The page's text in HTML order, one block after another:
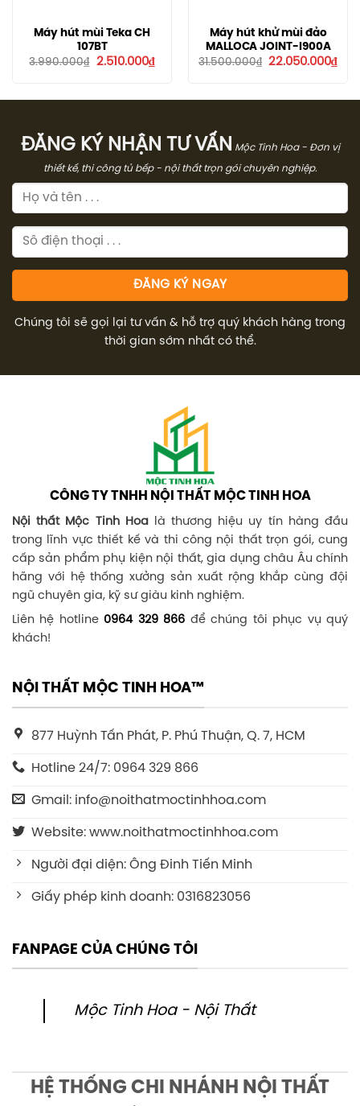
Máy hút mùi Teka CH
107BT
3.990.000₫
Giá
2.510.000₫Giá
2.510.000₫.
Máy hút khử mùi đảo
MALLOCA JOINT-I900A
31.500.000₫
Giá
22.050.000₫Giá
ĐĂNG KÝ NHẬN TƯ VẤN
Mộc Tinh Hoa - Đơn vị
thiết kế, thi công tủ bếp - nội thất trọn gói chuyên nghiệp.
Chúng tôi sẽ gọi lại tư vấn & hỗ trợ quý khách hàng trong
thời gian sớm nhất có thể.
CÔNG TY TNHH NỘI THẤT MỘC TINH HOA
Nội thất Mộc Tinh Hoalà thương hiệu uy tín hàng đầu
trong lĩnh vực thiết kế và thi công nội thất trọn gói, cung
cấp sản phẩm phụ kiện nội thất, gia dụng châu Âu chính
hãng với hệ thống xưởng sản xuất rộng khắp cùng đội
ngũ chuyên gia, kỹ sư giàu kinh nghiệm.
Liên hệ hotline 0964 329 866 để chúng tôi phục vụ quý
khách!
NỘI THẤT MỘC TINH HOA™
877 Huỳnh Tấn Phát, P. Phú Thuận, Q. 7, HCM
Hotline 24/7: 0964 329 866
Gmail: info@noithatmoctinhhoa.com
Website: www.noithatmoctinhhoa.com
Người đại diện: Ông Đinh Tiến Minh
Giấy phép kinh doanh: 0316823056
FANPAGE CỦA CHÚNG TÔI
Mộc Tinh Hoa - Nội Thất
HỆ THỐNG CHI NHÁNH NỘI THẤT